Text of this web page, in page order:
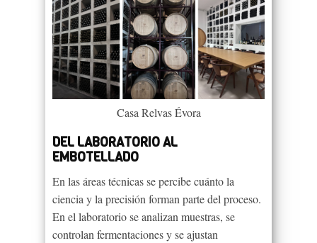
Casa Relvas Évora
DEL LABORATORIO AL
EMBOTELLADO
En las áreas técnicas se percibe cuánto la
ciencia y la precisión forman parte del proceso.
En el laboratorio se analizan muestras, se
controlan fermentaciones y se ajustan